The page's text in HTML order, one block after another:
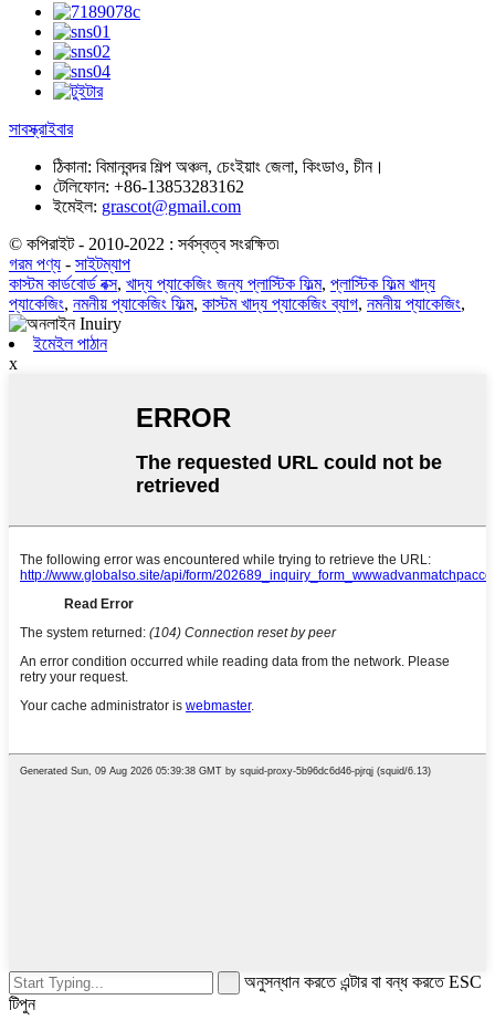
সাবস্ক্রাইবার
ঠিকানা: বিমানবন্দর শিল্প অঞ্চল, চেংইয়াং জেলা, কিংডাও, চীন।
টেলিফোন: +86-13853283162
ইমেইল: grascot@gmail.com
© কপিরাইট - 2010-2022 : সর্বস্বত্ব সংরক্ষিত৷
গরম পণ্য - সাইটম্যাপ
কাস্টম কার্ডবোর্ড বক্স, খাদ্য প্যাকেজিং জন্য প্লাস্টিক ফিল্ম, প্লাস্টিক ফিল্ম খাদ্য
প্যাকেজিং, নমনীয় প্যাকেজিং ফিল্ম, কাস্টম খাদ্য প্যাকেজিং ব্যাগ, নমনীয় প্যাকেজিং,
ইমেইল পাঠান
x
অনুসন্ধান করতে এন্টার বা বন্ধ করতে ESC
টিপুন